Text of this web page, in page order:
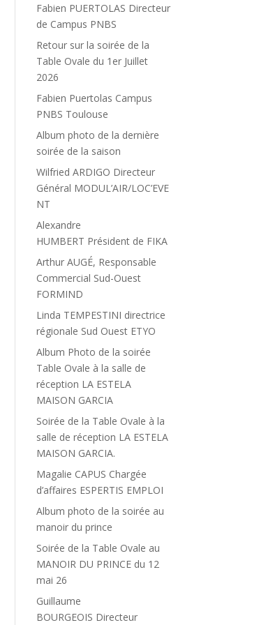
Fabien PUERTOLAS Directeur
de Campus PNBS
Retour sur la soirée de la
Table Ovale du 1er Juillet
2026
Fabien Puertolas Campus
PNBS Toulouse
Album photo de la dernière
soirée de la saison
Wilfried ARDIGO Directeur
Général MODUL’AIR/LOC’EVE
NT
Alexandre
HUMBERT Président de FIKA
Arthur AUGÉ, Responsable
Commercial Sud-Ouest
FORMIND
Linda TEMPESTINI directrice
régionale Sud Ouest ETYO
Album Photo de la soirée
Table Ovale à la salle de
réception LA ESTELA
MAISON GARCIA
Soirée de la Table Ovale à la
salle de réception LA ESTELA
MAISON GARCIA.
Magalie CAPUS Chargée
d’affaires ESPERTIS EMPLOI
Album photo de la soirée au
manoir du prince
Soirée de la Table Ovale au
MANOIR DU PRINCE du 12
mai 26
Guillaume
BOURGEOIS Directeur